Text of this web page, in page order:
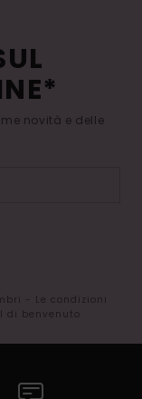
novità e delle
- Le condizioni
di benvenuto